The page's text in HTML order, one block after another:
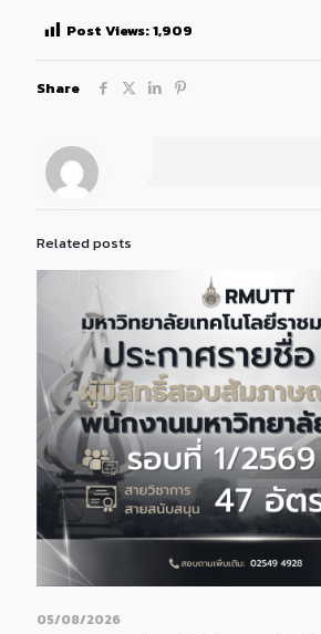
Post Views:1,909
Share
Related posts
05/08/2026